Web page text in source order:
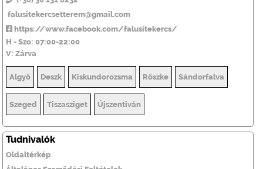
falusitekercsetterem@gmail.com
https://www.facebook.com/falusitekercs/
H - Szo: 07:00-22:00
V: Zárva
Algyő Deszk Kiskundorozsma Röszke Sándorfalva
Szeged Tiszasziget Újszentiván
Tudnivalók
Oldaltérkép